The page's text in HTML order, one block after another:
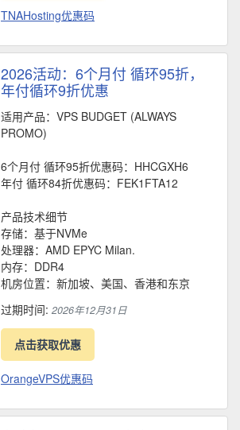
TNAHosting优惠码
2026活动：6个月付 循环95折，
年付循环9折优惠
适用产品：VPS BUDGET (ALWAYS
PROMO)
6个月付 循环95折优惠码：HHCGXH6
年付 循环84折优惠码：FEK1FTA12
产品技术细节
存储：基于NVMe
处理器：AMD EPYC Milan.
内存：DDR4
机房位置：新加坡、美国、香港和东京
过期时间: 2026年12月31日
点击获取优惠
OrangeVPS优惠码